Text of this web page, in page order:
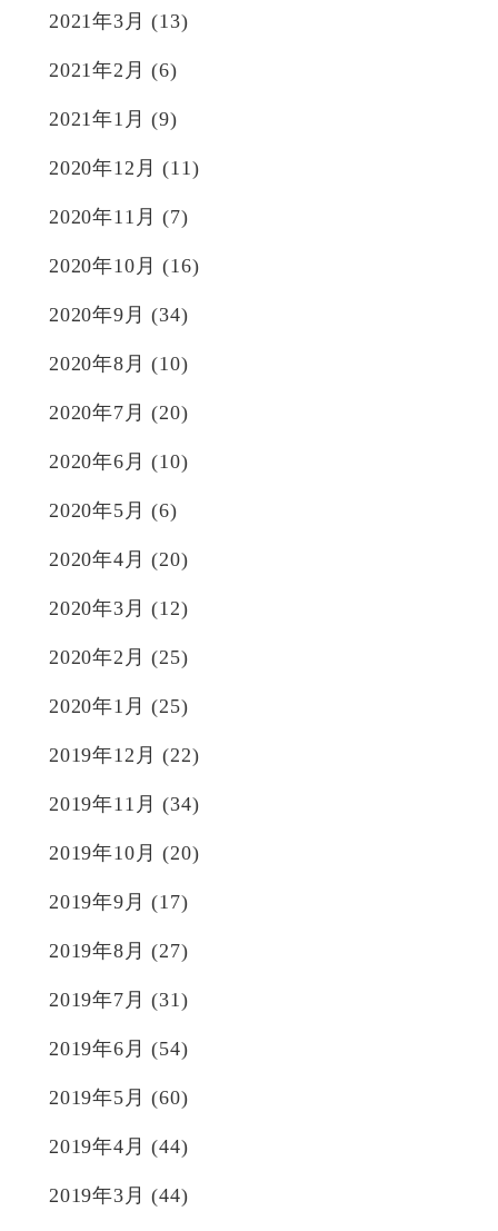
2021年3月 (13)
2021年2月 (6)
2021年1月 (9)
2020年12月 (11)
2020年11月 (7)
2020年10月 (16)
2020年9月 (34)
2020年8月 (10)
2020年7月 (20)
2020年6月 (10)
2020年5月 (6)
2020年4月 (20)
2020年3月 (12)
2020年2月 (25)
2020年1月 (25)
2019年12月 (22)
2019年11月 (34)
2019年10月 (20)
2019年9月 (17)
2019年8月 (27)
2019年7月 (31)
2019年6月 (54)
2019年5月 (60)
2019年4月 (44)
2019年3月 (44)